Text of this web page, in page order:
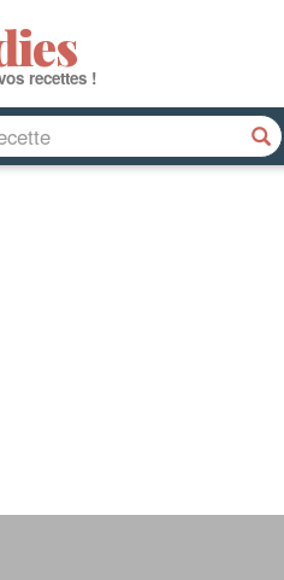
recettes !